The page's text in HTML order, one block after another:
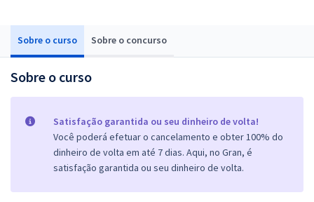
Sobre o curso Sobre o concurso
Sobre o curso
Satisfação garantida ou seu dinheiro de volta!
Você poderá efetuar o cancelamento e obter 100% do
dinheiro de volta em até 7 dias. Aqui, no Gran, é
satisfação garantida ou seu dinheiro de volta.